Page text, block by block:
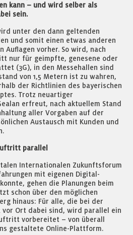
kann – und wird selber als
sein.
unter den dann geltenden
und somit einen etwas anderen
Auflagen vorher. So wird, nach
nur für geimpfte, genesene oder
(3G), in den Messehallen sind
von 1,5 Metern ist zu wahren,
der Richtlinien des bayerischen
Trotz neuartiger
erfreut, nach aktuellem Stand
aller Vorgaben auf der
Austausch mit Kunden und
parallel
Internationalen Zukunftsforum
mit eigenen Digital-
gehen die Planungen beim
schon über den möglichen
hinaus: Für alle, die bei der
vor Ort dabei sind, wird parallel ein
vorbereitet – von überall
gestaltete Online-Plattform.